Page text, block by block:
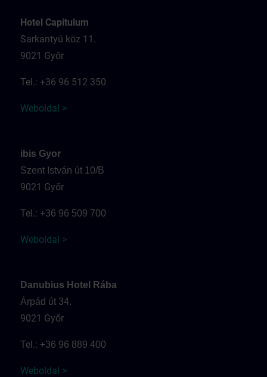
Hotel Capitulum
Sarkantyú köz 11.
9021 Győr
Tel.: +36 96 512 350
Weboldal >
ibis Gyor
Szent István út 10/B
9021 Győr
Tel.: +36 96 509 700
Weboldal >
Danubius Hotel Rába
Árpád út 34.
9021 Győr
Tel.: +36 96 889 400
Weboldal >